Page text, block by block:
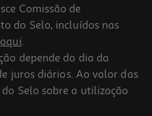
Cacto Recarga 50ml
Comissão de
do Selo, incluídos nas
aqui.
depende do dia da
juros diários. Ao valor das
Selo sobre a utilização